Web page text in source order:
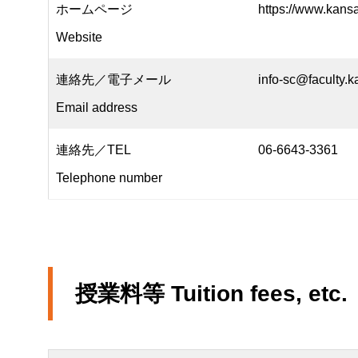
ホームページ
Website
https://
連絡先／電子メール
Email address
info-
連絡先／TEL
Telephone number
06-6643-3361
授業料等 Tuition fees, etc.